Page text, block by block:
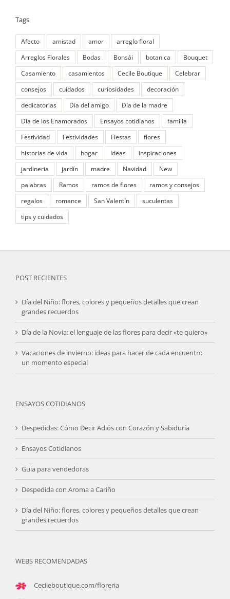
Tags
Afecto amistad amor
arreglo floral
Arreglos Florales
Bodas Bonsái botanica
Bouquet
Casamiento
casamientos Cecile Boutique
Celebrar
consejos
cuidados curiosidades
decoración
dedicatorias
Dia del amigo
Día de la madre
Día de los Enamorados
Ensayos cotidianos
familia
Festividad
Festividades Fiestas
flores
historias de vida
hogar Ideas
inspiraciones
jardineria
jardín madre Navidad
New
palabras
Ramos ramos de flores
ramos y consejos
regalos
romance San Valentín
suculentas
tips y cuidados
POST RECIENTES
Día del Niño: flores, colores y pequeños detalles que crean
grandes recuerdos
Día de la Novia: el lenguaje de las flores para decir «te quiero»
Vacaciones de invierno: ideas para hacer de cada encuentro
un momento especial
ENSAYOS COTIDIANOS
Despedidas: Cómo Decir Adiós con Corazón y Sabiduría
Ensayos Cotidianos
Guia para vendedoras
Despedida con Aroma a Cariño
Día del Niño: flores, colores y pequeños detalles que crean
grandes recuerdos
WEBS RECOMENDADAS
Cecileboutique.com/floreria